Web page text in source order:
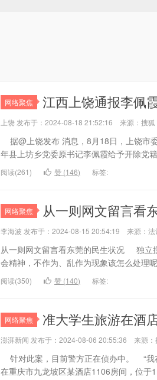
网络聚焦 江西上饶通报李佩
上饶 发布于：2024-08-18 21:52:16 来源：搜狐
据@上饶发布 消息，8月18日，上饶市
年县上坊乡党委原书记李佩霞给予开除党
阅读(261) 赞 (146) 标签:
网络聚焦 从一则网文留言看
李海波 发布于：2024-08-15 20:54:19 来源：法
从一则网文留言看东莞的民生状况 独立
会精神，不作为、乱作为现象该怎么处理
阅读(350) 赞 (140) 标签:
网络聚焦 准大学生旅游在酒
澎湃新闻 发布于：2024-08-06 20:55:36 来源：
针对此案，目前警方正在侦办中。 “我
在重庆市九龙坡区某酒店1106房间，位于